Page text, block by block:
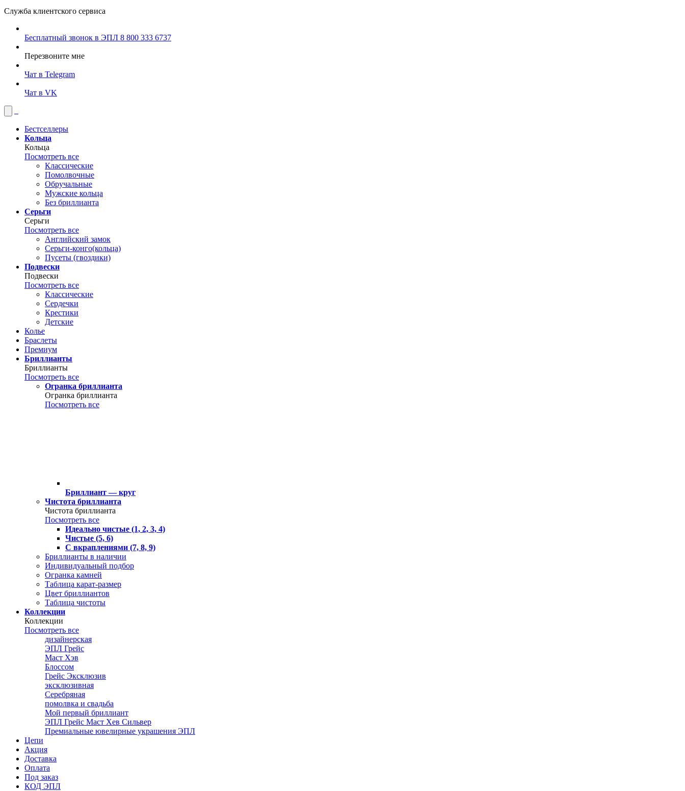
Служба клиентского сервиса
Бесплатный звонок в ЭПЛ 8 800 333 6737
Перезвоните мне
Чат в Telegram
Чат в VK
Бестселлеры
Кольца
Кольца
Посмотреть все
Классические
Помолвочные
Обручальные
Мужские кольца
Без бриллианта
Серьги
Серьги
Посмотреть все
Английский замок
Серьги-конго(кольца)
Пусеты (гвоздики)
Подвески
Подвески
Посмотреть все
Классические
Сердечки
Крестики
Детские
Колье
Браслеты
Премиум
Бриллианты
Бриллианты
Посмотреть все
Огранка бриллианта
Огранка бриллианта
Посмотреть все
Бриллиант — круг
Чистота бриллианта
Чистота бриллианта
Посмотреть все
Идеально чистые (1, 2, 3, 4)
Чистые (5, 6)
С вкраплениями (7, 8, 9)
Бриллианты в наличии
Индивидуальный подбор
Огранка камней
Таблица карат-размер
Цвет бриллиантов
Таблица чистоты
Коллекции
Коллекции
Посмотреть все
дизайнерская
ЭПЛ Грейс
Маст Хэв
Блоссом
Грейс Эксклюзив
эксклюзивная
Серебряная
помолвка и свадьба
Мой первый бриллиант
ЭПЛ Грейс Маст Хев Сильвер
Премиальные ювелирные украшения ЭПЛ
Цепи
Акция
Доставка
Оплата
Под заказ
КОД ЭПЛ